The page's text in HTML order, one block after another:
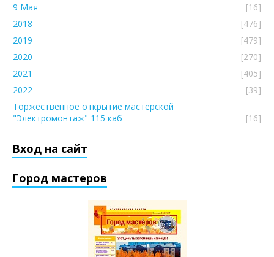
9 Мая
[16]
2018
[476]
2019
[479]
2020
[270]
2021
[405]
2022
[39]
Торжественное открытие мастерской
"Электромонтаж" 115 каб
[16]
Вход на сайт
Город мастеров